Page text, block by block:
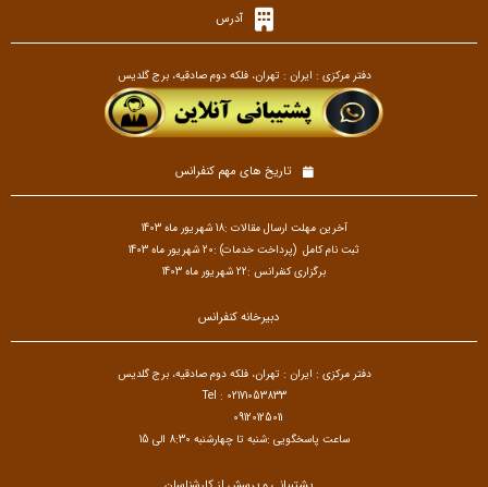
آدرس
دفتر مرکزی : ایران : تهران، فلکه دوم صادقیه، برج گلدیس
تاریخ های مهم کنفرانس
آخرین مهلت ارسال مقالات :18 شهریور ماه 1403
ثبت نام کامل (پرداخت خدمات) :20 شهریور ماه 1403
برگزاری کنفرانس :22 شهریور ماه 1403
دبیرخانه کنفرانس
دفتر مرکزی : ایران : تهران، فلکه دوم صادقیه، برج گلدیس
Tel : 02171053833
09120125011
ساعت پاسخگویی :شنبه تا چهارشنبه 8:30 الی 15